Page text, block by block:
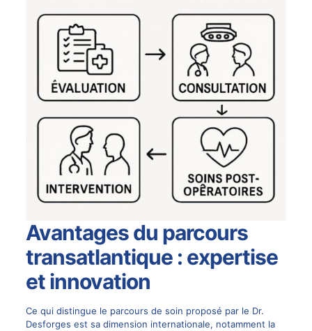
Avantages du parcours
transatlantique : expertise
et innovation
Ce qui distingue le parcours de soin proposé par le Dr.
Desforges est sa dimension internationale, notamment la